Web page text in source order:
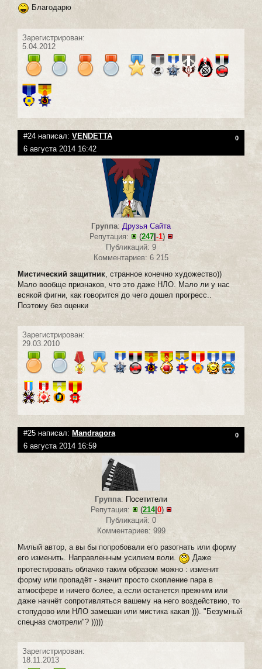
Благодарю
Зарегистрирован:
5.04.2012
#24 написал: VENDETTA 0
6 августа 2014 16:42
Группа: Друзья Сайта
Репутация:
(247| -1)
Публикаций: 9
Комментариев: 6 215
Мистический защитник, странное конечно художество))
Мало вообще признаков, что это даже НЛО. Мало ли у нас
всякой фигни, как говорится до чего дошел прогресс..
Поэтому без оценки
Зарегистрирован:
29.03.2010
#25 написал: Mandragora 0
6 августа 2014 16:59
Группа: Посетители
Репутация:
(214|0)
Публикаций: 0
Комментариев: 999
Милый автор, а вы бы попробовали его разогнать или форму
его изменить. Направленным усилием воли.
Даже
протестировать облачко таким образом можно : изменит
форму или пропадёт - значит просто скопление пара в
атмосфере и ничего более, а если останется прежним или
даже начнёт сопротивляться вашему на него воздействию, то
стопудово или НЛО замешан или мистика какая ))). "Безумный
спецназ смотрели"? )))))
Зарегистрирован:
18.11.2013